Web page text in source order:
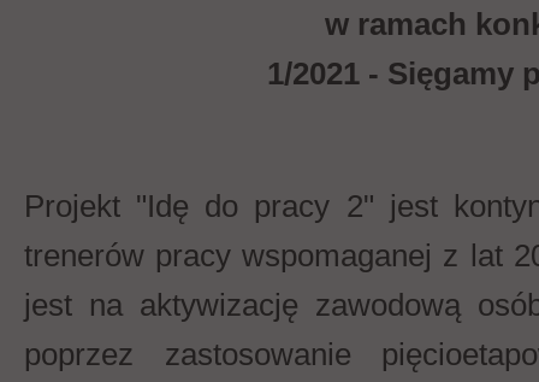
w ramach
1/2021 - Sięgamy
Projekt "Idę do pracy 2" jest
trenerów pracy wspomaganej z lat
jest na aktywizację zawodową
poprzez zastosowanie